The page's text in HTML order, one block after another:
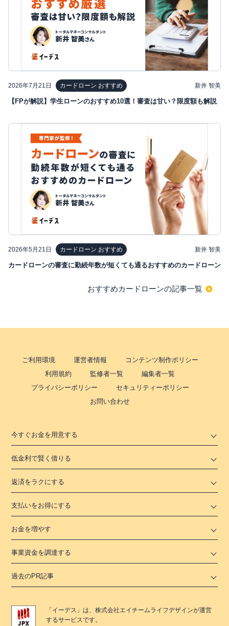
2026年7月21日 カードローン おすすめ 新井 智美
【FPが解説】学生ローンのおすすめ10選！審査は甘い？限度額も解説
2026年5月21日 カードローン おすすめ 新井 智美
カードローンの審査に勤続年数が短くても通るおすすめのカードローン
おすすめカードローンの記事一覧
ご利用環境 運営者情報
コンテンツ制作ポリシー
利用規約
監修者一覧
編集者一覧
プライバシーポリシー
セキュリティーポリシー
お問い合わせ
今すぐお金を用意する
低金利で賢く借りる
返済をラクにする
支払いをお得にする
お金を増やす
事業資金を調達する
過去のPR記事
「 イーデス 」は、株式会社エイチームライフデザインが運営
するサービスです。